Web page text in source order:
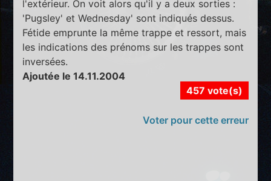
l'extérieur. On voit alors qu'il y a deux sorties :
'Pugsley' et Wednesday' sont indiqués dessus.
Fétide emprunte la même trappe et ressort, mais
les indications des prénoms sur les trappes sont
inversées.
Ajoutée le 14.11.2004
457 vote(s)
Voter pour cette erreur